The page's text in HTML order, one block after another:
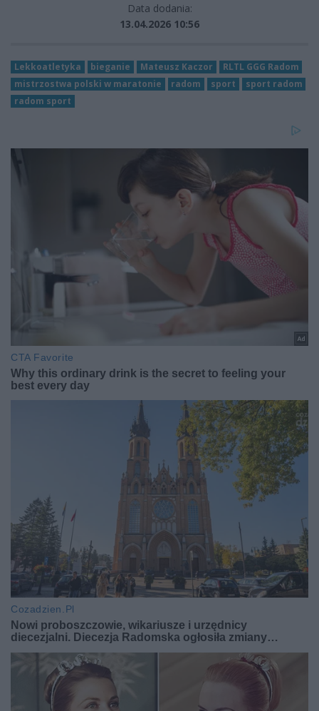
Data dodania:
13.04.2026 10:56
Lekkoatletyka bieganie Mateusz Kaczor
RLTL GGG Radom
mistrzostwa polski w maratonie
radom sport
sport radom
radom sport